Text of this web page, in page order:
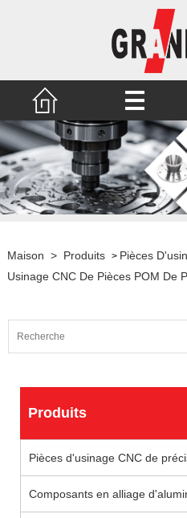
Maison > Produits > Pièces
Usinage CNC De Pièces POM De
Produits
Pièces d'usinage CNC de
Composants en alliage